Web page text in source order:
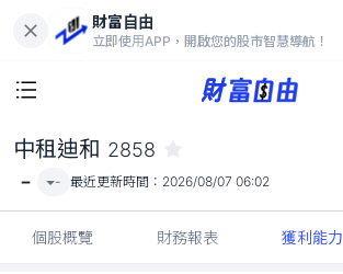
財富自由
立即使用APP，開啟您的股市智慧導航！
-
中租迪和 2858
- - 最近更新時間： 2026/08/07 06:02
個股概覽 財務報表 獲利能力